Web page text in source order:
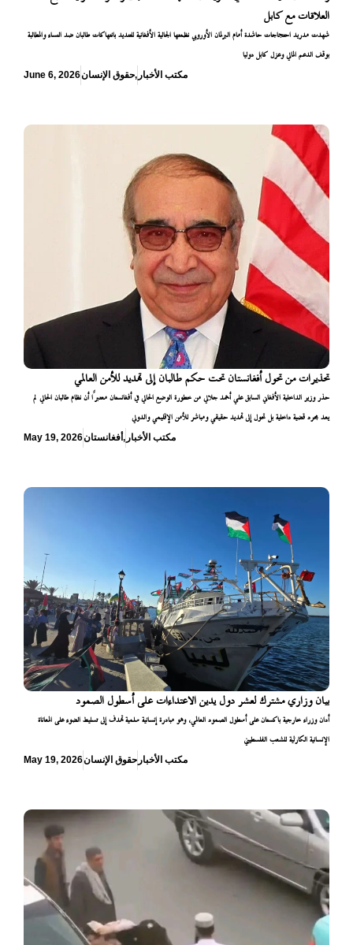
العلاقات مع كابل
شهدت مدريد احتجاجات حاشدة أمام البرلمان الأوروبي نظمتها الجالية الأفغانية للتنديد بانتهاكات طالبان ضد النساء والمطالبة
بوقف الدعم المالي وعزل كابل دوليا
June 6, 2026حقوق الإنسان, مكتب الأخبار
تحذيرات من تحول أفغانستان تحت حكم طالبان إلى تهديد للأمن العالمي
حذر وزير الداخلية الأفغاني السابق علي أحمد جلالي من خطورة الوضع الحالي في أفغانستان معتبرًا أن نظام طالبان الحالي لم
يعد مجرد قضية داخلية بل تحول إلى تهديد حقيقي ومباشر للأمن الإقليمي والدولي
May 19, 2026أفغانستان , مكتب الأخبار
بيان وزاري مشترك لعشر دول يدين الاعتداءات على أسطول الصمود
أدان وزراء خارجية باكستان على أسطول الصمود العالمي، وهو مبادرة إنسانية سلمية تهدف إلى تسليط الضوء على المعاناة
الإنسانية الكارثية للشعب الفلسطيني
May 19, 2026حقوق الإنسان مكتب الأخبار